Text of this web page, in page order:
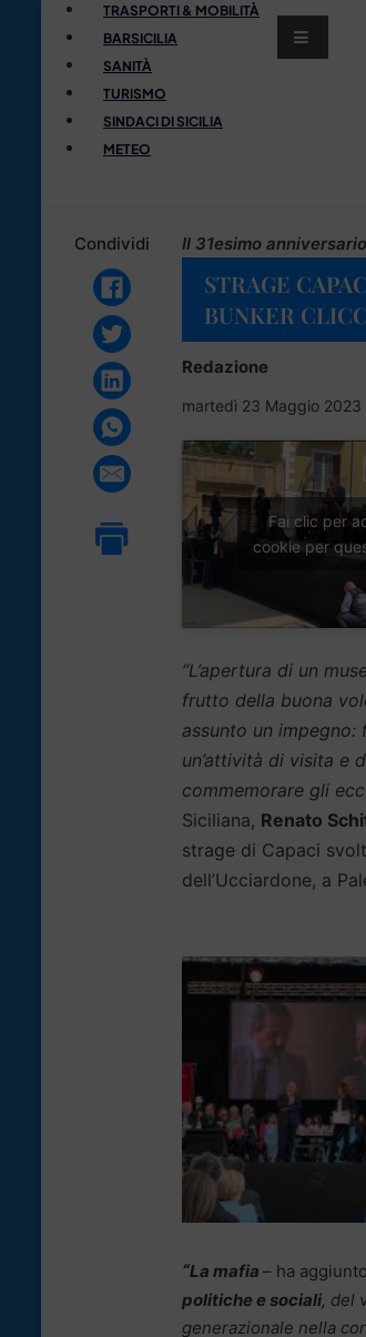
TRASPORTI & MOBILITÀ
BARSICILIA
SANITÀ
TURISMO
SINDACI DI SICILIA
METEO
Condividi Il 31esimo anniversario
STRAGE
BUNKER
Redazione
martedì 23 Maggio 2023
Fai clic per
cookie per
“L’apertura di un
frutto della buona
assunto un
un’attività di visita e
commemorare gli
Siciliana, Renato
strage di Capaci
dell’Ucciardone, a
“La mafia – ha
politiche e sociali, del
generazionale nella